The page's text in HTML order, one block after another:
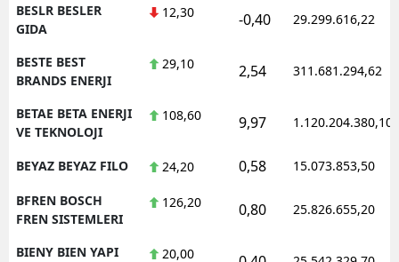
BESLR BESLER
GIDA
12,30 -0,40 29.299.616,22
BESTE BEST
BRANDS ENERJI
29,10 2,54 311.681.294,62
BETAE BETA ENERJI
VE TEKNOLOJI
108,60 9,97 1.120.204.380,10
BEYAZ BEYAZ FILO 24,20 0,58 15.073.853,50
BFREN BOSCH
FREN SISTEMLERI
126,20 0,80 25.826.655,20
BIENY BIEN YAPI
20,00